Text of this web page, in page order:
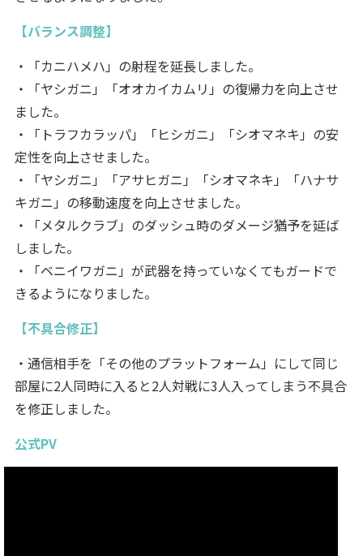
【バランス調整】
・「カニハメハ」の射程を延長しました。
・「ヤシガニ」「オオカイカムリ」の復帰力を向上させ
ました。
・「トラフカラッパ」「ヒシガニ」「シオマネキ」の安
定性を向上させました。
・「ヤシガニ」「アサヒガニ」「シオマネキ」「ハナサ
キガニ」の移動速度を向上させました。
・「メタルクラブ」のダッシュ時のダメージ猶予を延ば
しました。
・「ベニイワガニ」が武器を持っていなくてもガードで
きるようになりました。
【不具合修正】
・通信相手を「その他のプラットフォーム」にして同じ
部屋に2人同時に入ると2人対戦に3人入ってしまう不具合
を修正しました。
公式PV